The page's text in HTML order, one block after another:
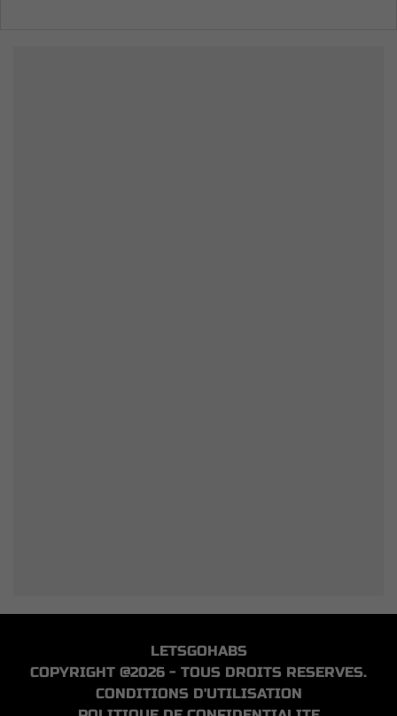
LETSGOHABS
COPYRIGHT @2026 - TOUS DROITS RESERVES.
CONDITIONS D'UTILISATION